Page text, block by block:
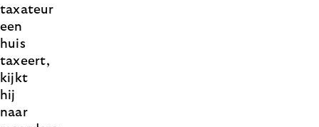
taxateur
een
huis
taxeert,
kijkt
hij
naar